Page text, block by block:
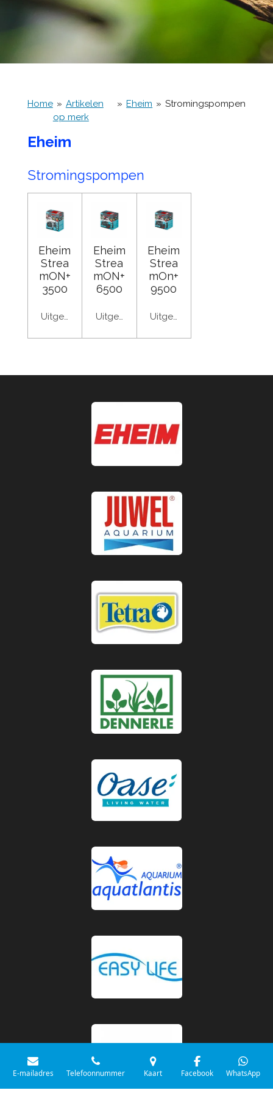
Home » Artikelen
op merk
» Eheim » Stromingspompen
Eheim
Stromingspompen
Eheim
Strea
mON+
3500
Uitgeschakeld
Eheim
Strea
mON+
6500
Uitgeschakeld
Eheim
Strea
mOn+
9500
Uitgeschakeld
E-mailadres Telefoonnummer Kaart Facebook WhatsApp